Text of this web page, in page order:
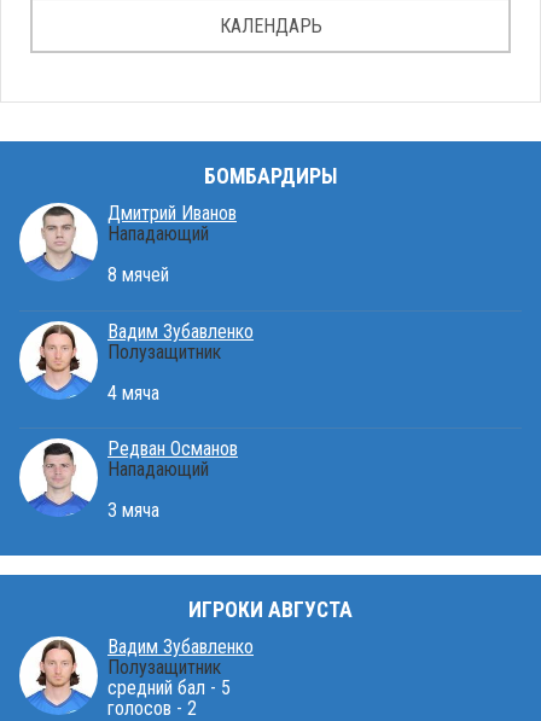
КАЛЕНДАРЬ
БОМБАРДИРЫ
Дмитрий Иванов
Нападающий
8 мячей
Вадим Зубавленко
Полузащитник
4 мяча
Редван Османов
Нападающий
3 мяча
ИГРОКИ АВГУСТА
Вадим Зубавленко
Полузащитник
средний бал - 5
голосов - 2